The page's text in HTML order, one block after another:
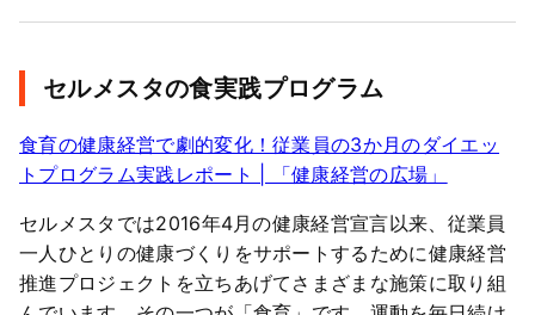
セルメスタの食実践プログラム
食育の健康経営で劇的変化！従業員の3か月のダイエッ
トプログラム実践レポート | 「健康経営の広場」
セルメスタでは2016年4月の健康経営宣言以来、従業員
一人ひとりの健康づくりをサポートするために健康経営
推進プロジェクトを立ちあげてさまざまな施策に取り組